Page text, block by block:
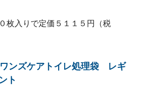
枚入りで定価５１１５円（税
ンズケアトイレ処理袋 レギ
ト